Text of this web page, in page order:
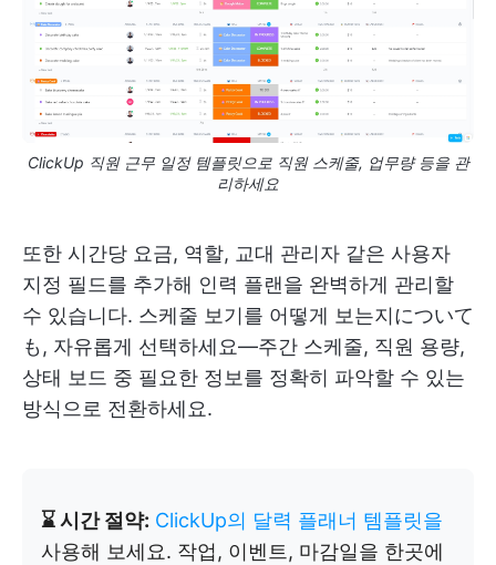
ClickUp 직원 근무 일정 템플릿으로 직원 스케줄, 업무량 등을 관
리하세요
또한 시간당 요금, 역할, 교대 관리자 같은 사용자
지정 필드를 추가해 인력 플랜을 완벽하게 관리할
수 있습니다. 스케줄 보기를 어떻게 보는지について
も, 자유롭게 선택하세요—주간 스케줄, 직원 용량,
상태 보드 중 필요한 정보를 정확히 파악할 수 있는
방식으로 전환하세요.
⌛ 시간 절약: ClickUp의 달력 플래너 템플릿을
사용해 보세요. 작업, 이벤트, 마감일을 한곳에